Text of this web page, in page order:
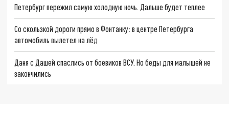
Петербург пережил самую холодную ночь. Дальше будет теплее
Со скользкой дороги прямо в Фонтанку: в центре Петербурга
автомобиль вылетел на лёд
Даня с Дашей спаслись от боевиков ВСУ. Но беды для малышей не
закончились